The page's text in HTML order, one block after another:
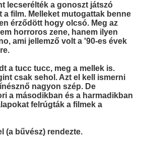
lecserélték a gonoszt játszó
film. Melleket mutogattak benne
érződött hogy olcsó. Meg az
horroros zene, hanem ilyen
ami jellemző volt a '90-es évek
a tucc tucc, meg a mellek is.
csak sehol. Azt el kell ismerni
nagyon szép. De
a másodikban és a harmadikban
felrúgták a filmek a
(a bűvész) rendezte.